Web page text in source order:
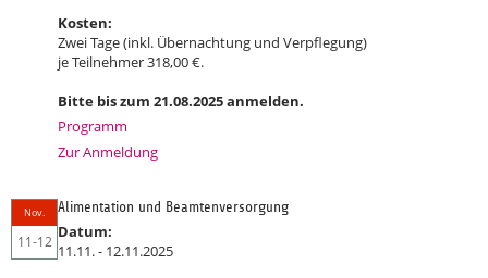
Kosten:
Zwei Tage (inkl. Übernachtung und Verpflegung)
je Teilnehmer 318,00 €.
Bitte bis zum 21.08.2025 anmelden.
Programm
Zur Anmeldung
Nov.
11-12
Alimentation und Beamtenversorgung
Datum:
11.11. - 12.11.2025